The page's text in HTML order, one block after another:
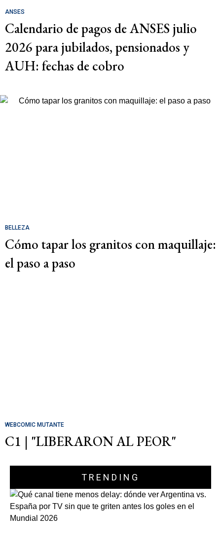
ANSES
Calendario de pagos de ANSES julio
2026 para jubilados, pensionados y
AUH: fechas de cobro
BELLEZA
Cómo tapar los granitos con maquillaje:
el paso a paso
WEBCOMIC MUTANTE
C1 | "LIBERARON AL PEOR"
TRENDING